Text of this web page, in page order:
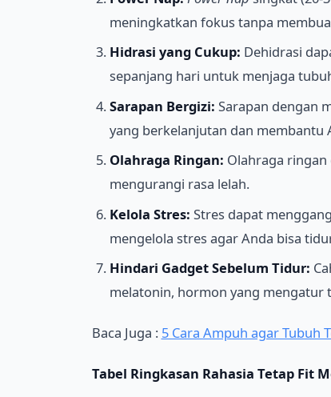
meningkatkan fokus tanpa
Hidrasi yang Cukup: Dehidrasi
sepanjang hari untuk menjaga
Sarapan Bergizi: Sarapan dengan
yang berkelanjutan dan membantu
Olahraga Ringan: Olahraga
mengurangi rasa lelah.
Kelola Stres: Stres dapat
mengelola stres agar Anda bisa
Hindari Gadget Sebelum Tidur:
melatonin, hormon yang mengatur
Baca Juga : 5 Cara Ampuh agar Tubuh
Tabel Ringkasan Rahasia Tetap Fit